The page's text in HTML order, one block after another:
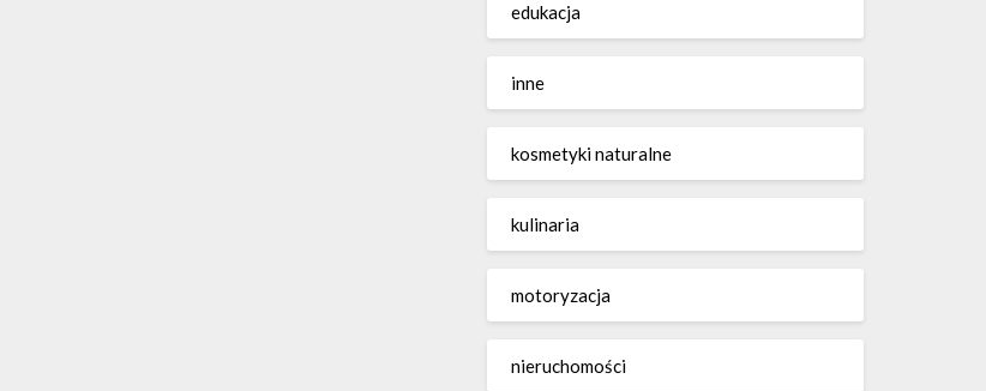
edukacja
inne
kosmetyki naturalne
kulinaria
motoryzacja
nieruchomości